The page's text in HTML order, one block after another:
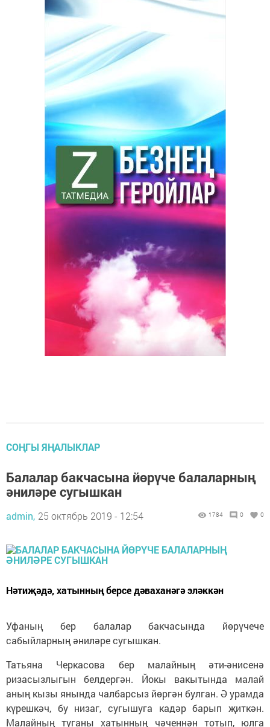
СОҢГЫ ЯҢАЛЫКЛАР
Балалар бакчасына йөрүче балаларның
әниләре сугышкан
admin, 25 октябрь 2019 - 12:54 1784 0 0
Нәтиҗәдә, хатынның берсе дәваханәгә эләккән
Уфаның бер балалар бакчасында йөрүчече
сабыйларның әниләре сугышкан.
Татьяна Черкасова бер малайның әти-әнисенә
ризасызлыгын белдергән. Йокы вакытында малай
аның кызы янында чалбарсыз йөргән булган. Ә урамда
күрешкәч, бу низаг, сугышуга кадәр барып җиткән.
Малайның туганы хатынның чәченнән тотып, юлга